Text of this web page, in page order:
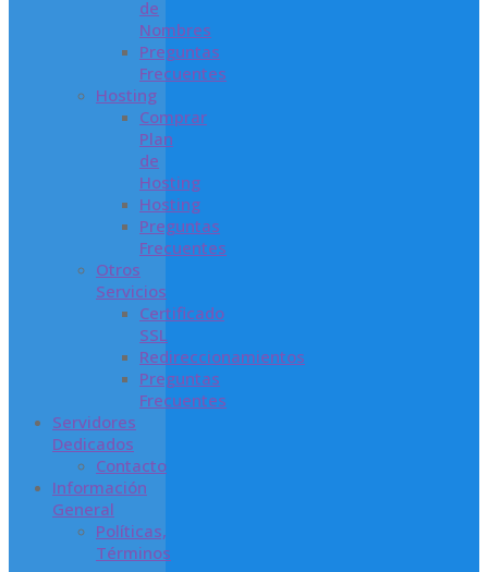
de
Nombres
Preguntas
Frecuentes
Hosting
Comprar
Plan
de
Hosting
Hosting
Preguntas
Frecuentes
Otros
Servicios
Certificado
SSL
Redireccionamientos
Preguntas
Frecuentes
Servidores
Dedicados
Contacto
Información
General
Políticas,
Términos